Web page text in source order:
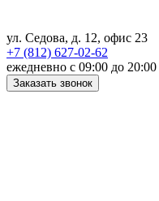
ул. Седова, д. 12, офис 23
+7 (812) 627-02-62
ежедневно с 09:00 до 20:00
Заказать звонок